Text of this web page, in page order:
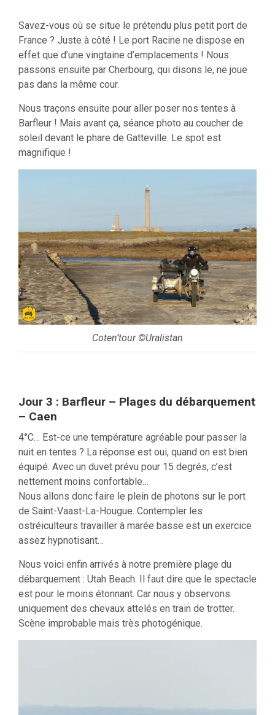
Savez-vous où se situe le prétendu plus petit port de
France ? Juste à côté ! Le port Racine ne dispose en
effet que d’une vingtaine d’emplacements ! Nous
passons ensuite par Cherbourg, qui disons le, ne joue
pas dans la même cour.
Nous traçons ensuite pour aller poser nos tentes à
Barfleur ! Mais avant ça, séance photo au coucher de
soleil devant le phare de Gatteville. Le spot est
magnifique !
Coten’tour ©Uralistan
Jour 3 : Barfleur – Plages du débarquement
– Caen
4°C… Est-ce une température agréable pour passer la
nuit en tentes ? La réponse est oui, quand on est bien
équipé. Avec un duvet prévu pour 15 degrés, c’est
nettement moins confortable…
Nous allons donc faire le plein de photons sur le port
de Saint-Vaast-La-Hougue. Contempler les
ostréiculteurs travailler à marée basse est un exercice
assez hypnotisant…
Nous voici enfin arrivés à notre première plage du
débarquement : Utah Beach. Il faut dire que le spectacle
est pour le moins étonnant. Car nous y observons
uniquement des chevaux attelés en train de trotter.
Scène improbable mais très photogénique.